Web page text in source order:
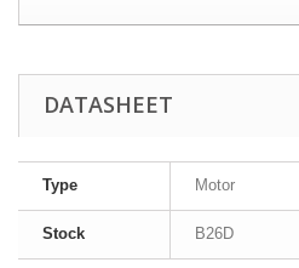
DATASHEET
Type Motor
Stock B26D